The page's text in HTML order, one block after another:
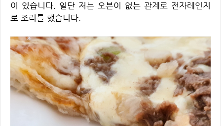
이 있습니다. 일단 저는 오븐이 없는 관계로 전자레인지
로 조리를 했습니다.